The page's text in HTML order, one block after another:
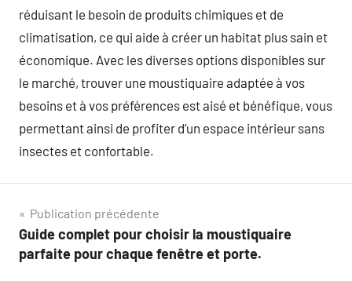
réduisant le besoin de produits chimiques et de
climatisation, ce qui aide à créer un habitat plus sain et
économique. Avec les diverses options disponibles sur
le marché, trouver une moustiquaire adaptée à vos
besoins et à vos préférences est aisé et bénéfique, vous
permettant ainsi de profiter d’un espace intérieur sans
insectes et confortable.
Navigation
de
Publication précédente
Guide complet pour choisir la moustiquaire
parfaite pour chaque fenêtre et porte.